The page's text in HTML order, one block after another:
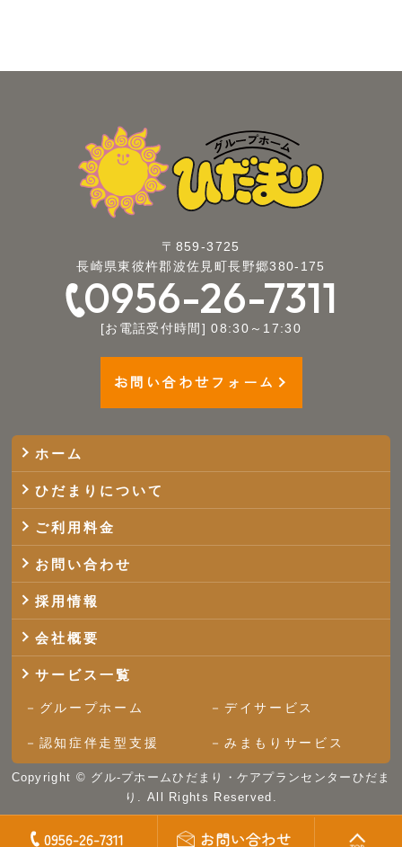
0956-26-7311 お問い合わせ
〒859-3725
長崎県東彼杵郡波佐見町長野郷380-175
0956-26-7311
[お電話受付時間] 08:30～17:30
お問い合わせフォーム
ホーム
ひだまりについて
ご利用料金
お問い合わせ
採用情報
会社概要
サービス一覧
グループホーム デイサービス
認知症伴走型支援 みまもりサービス
Copyright © グル-プホームひだまり・ケアプランセンターひだま
り. All Rights Reserved.